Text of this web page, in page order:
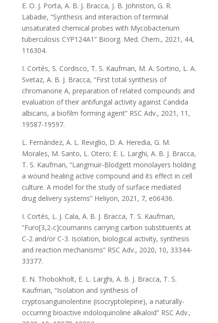
E. O. J. Porta, A. B. J. Bracca, J. B. Johnston, G. R.
Labadie, “Synthesis and interaction of terminal
unsaturated chemical probes with Mycobacterium
tuberculosis CYP124A1” Bioorg. Med. Chem., 2021, 44,
116304.
I. Cortés, S. Cordisco, T. S. Kaufman, M. A. Sortino, L. A.
Svetaz, A. B. J. Bracca, “First total synthesis of
chromanone A, preparation of related compounds and
evaluation of their antifungal activity against Candida
albicans, a biofilm forming agent” RSC Adv., 2021, 11,
19587-19597.
L. Fernández, A. L. Reviglio, D. A. Heredia, G. M.
Morales, M. Santo, L. Otero; E. L. Larghi, A. B. J. Bracca,
T. S. Kaufman, “Langmuir-Blodgett monolayers holding
a wound healing active compound and its effect in cell
culture. A model for the study of surface mediated
drug delivery systems” Heliyon, 2021, 7, e06436.
I. Cortés, L. J. Cala, A. B. J. Bracca, T. S. Kaufman,
“Furo[3,2-c]coumarins carrying carbon substituents at
C-2 and/or C-3. Isolation, biological activity, synthesis
and reaction mechanisms” RSC Adv., 2020, 10, 33344-
33377.
E. N. Thobokholt, E. L. Larghi, A. B. J. Bracca, T. S.
Kaufman, “Isolation and synthesis of
cryptosanguinolentine (isocryptolepine), a naturally-
occurring bioactive indoloquinoline alkaloid” RSC Adv.,